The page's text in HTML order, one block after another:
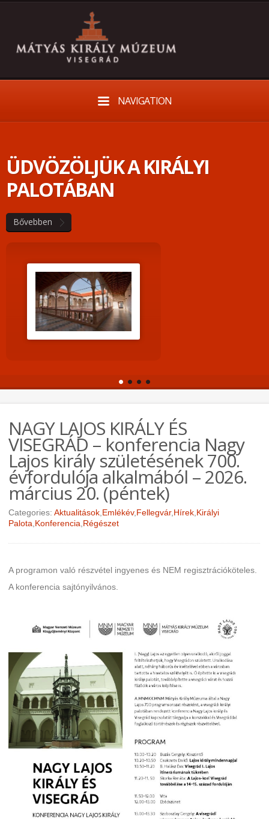
NAVIGATION
ÜDVÖZÖLJÜK A KIRÁLYI
PALOTÁBAN
Bővebben
NAGY LAJOS KIRÁLY ÉS
VISEGRÁD – konferencia Nagy
Lajos király születésének 700.
évfordulója alkalmából – 2026.
március 20. (péntek)
Categories: Aktualitások Emlékév, Fellegvár, Hírek Királyi
Palota Konferencia Régészet
A programon való részvétel ingyenes és NEM regisztrációköteles.
A konferencia sajtónyilvános.